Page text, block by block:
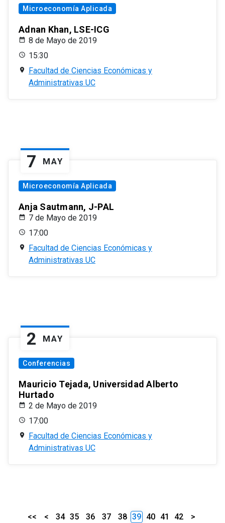
Microeconomía Aplicada
Adnan Khan, LSE-ICG
8 de Mayo de 2019
15:30
Facultad de Ciencias Económicas y
Administrativas UC
7 MAY
Microeconomía Aplicada
Anja Sautmann, J-PAL
7 de Mayo de 2019
17:00
Facultad de Ciencias Económicas y
Administrativas UC
2 MAY
Conferencias
Mauricio Tejada, Universidad Alberto
Hurtado
2 de Mayo de 2019
17:00
Facultad de Ciencias Económicas y
Administrativas UC
<< < 34 35 36 37 38 39 40 41 42 >